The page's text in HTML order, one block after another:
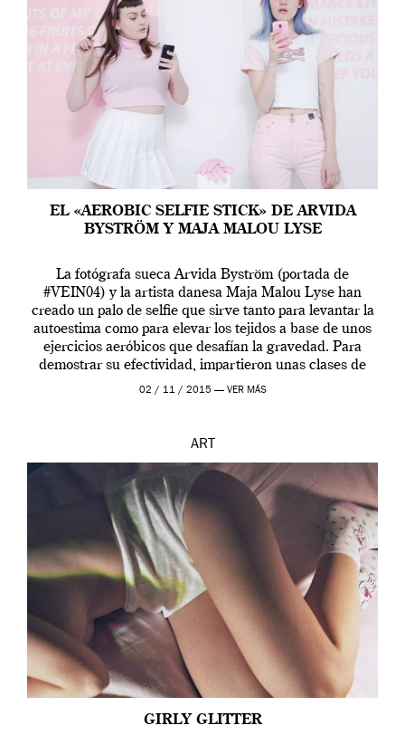
EL «AEROBIC SELFIE STICK» DE ARVIDA
BYSTRÖM Y MAJA MALOU LYSE
La fotógrafa sueca Arvida Byström (portada de
#VEIN04) y la artista danesa Maja Malou Lyse han
creado un palo de selfie que sirve tanto para levantar la
autoestima como para elevar los tejidos a base de unos
ejercicios aeróbicos que desafían la gravedad. Para
demostrar su efectividad, impartieron unas clases de
prueba en el Tate […]
02 / 11 / 2015 — VER MÁS
ART
GIRLY GLITTER